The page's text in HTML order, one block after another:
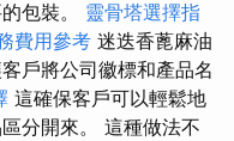
包裝。 靈骨塔選擇指
費用參考 迷迭香蓖麻油
戶將公司徽標和產品名
這確保客戶可以輕鬆地
分開來。 這種做法不